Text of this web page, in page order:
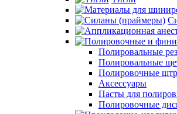
Полировальные
Полировальные
Полировочные
Аксессуары
Пасты для
Полировочные